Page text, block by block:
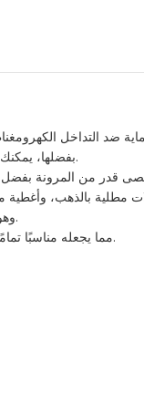
بفضلها، يمكنك تجربة نقل البيانات عالي السرعة لتطبيقات الخادم، والحوسبة السحابية، والمراقبة بالفيديو، وبث الفيديو عالي الدقة عبر الإنترنت.
مصنوع من موصلات نحاسية عارية أو CCA، وهو يفي بمواصفات كابلات الاتصالات ويوفر نطاق ترددي عالي يصل إلى 500 ميجاهرتز.
بالإضافة إلى ذلك، فإن كابلنا متوافق مع مواصفات TIA/EIA-568-C.2 و ISO/IEC 11801، مما يجعله مناسبًا تمامًا لمتطلبات البنية التحتية لمراكز البيانات.